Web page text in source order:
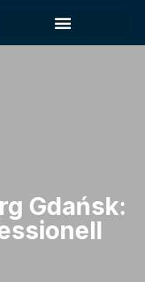
Gdańsk: